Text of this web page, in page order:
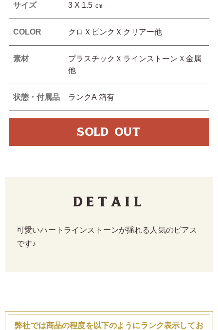
サイズ 3 X 1.5 ㎝
COLOR クロＸピンクＸクリアー他
素材
プラスチックＸラインストーンＸ金属
他
状態・付属品 ランクA 箱有
SOLD OUT
Detail
可愛いハートラインストーンが揺れる人気のピアス
です♪
弊社では商品の程度を以下のようにランク表示してお